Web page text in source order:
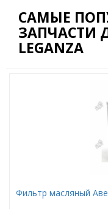
САМЫЕ
ЗАПЧАСТИ
LEGANZA
Фильтр масляный